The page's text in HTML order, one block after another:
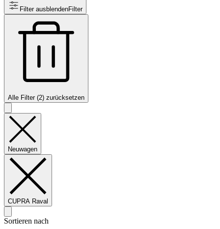
Filter ausblendenFilter
Alle Filter (2) zurücksetzen
Neuwagen
CUPRA Raval
Sortieren nach